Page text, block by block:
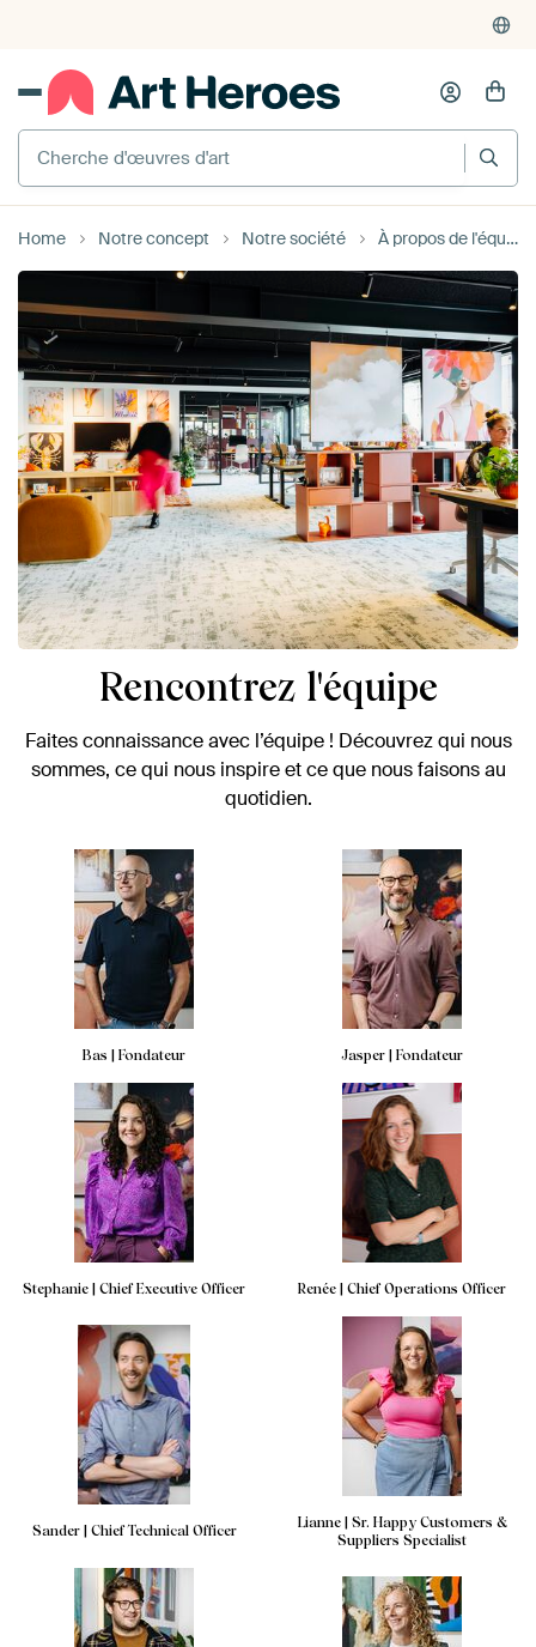
Cherche d'œuvres d'art
Home Notre concept Notre société À propos de l'équipe
Rencontrez l'équipe
Faites connaissance avec l’équipe ! Découvrez qui nous
sommes, ce qui nous inspire et ce que nous faisons au
quotidien.
Bas | Fondateur Jasper | Fondateur
Stephanie | Chief Executive Officer Renée | Chief Operations Officer
Sander | Chief Technical Officer
Lianne | Sr. Happy Customers &
Suppliers Specialist